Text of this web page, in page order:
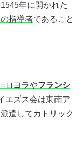
年に開かれた
指導者であること
ロヨラやフランシ
エズス会は東南ア
遣してカトリック